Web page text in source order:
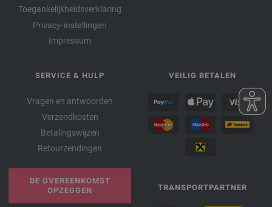
Toegankelijkheidsverklaring
Privacy-instellingen
Impressum
SERVICE & HULP
Vragen en antwoorden
Verzendkosten
Betalingswijzen
Retourzendingen
DE OVEREENKOMST
OPZEGGEN
VEILIG BETALEN
TRANSPORTPARTNER